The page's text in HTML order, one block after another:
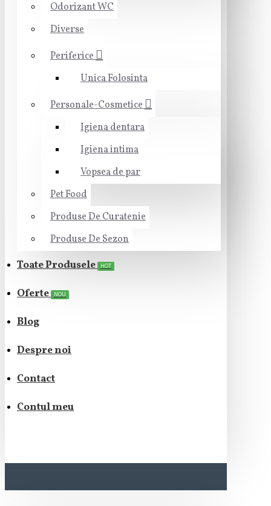
Odorizant WC
Diverse
Periferice
Unica Folosinta
Personale-Cosmetice
Igiena dentara
Igiena intima
Vopsea de par
Pet Food
Produse De Curatenie
Produse De Sezon
Toate Produsele HOT
Oferte NOU
Blog
Despre noi
Contact
Contul meu